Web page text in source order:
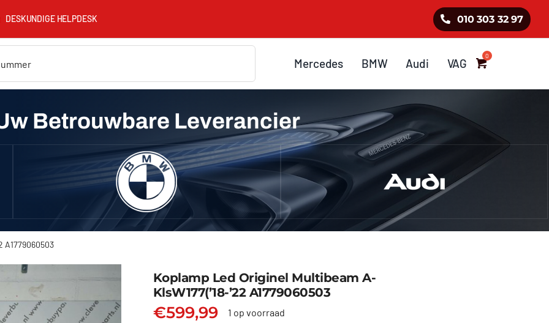
DESKUNDIGE HELPDESK 010 303 32 97
Mercedes BMW Audi VAG
Betrouwbare Leverancier
A1779060503
Koplamp Led Originel Multibeam A-
KlsW177(’18-’22 A1779060503
€599,99 1 op voorraad